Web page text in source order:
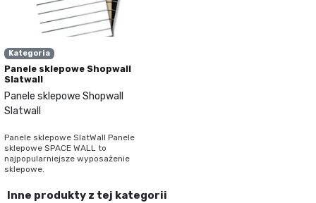
Kategoria
Panele sklepowe Shopwall
Slatwall
Panele sklepowe Shopwall
Slatwall
Panele sklepowe SlatWall Panele
sklepowe SPACE WALL to
najpopularniejsze wyposażenie
sklepowe.
Inne produkty z tej kategorii